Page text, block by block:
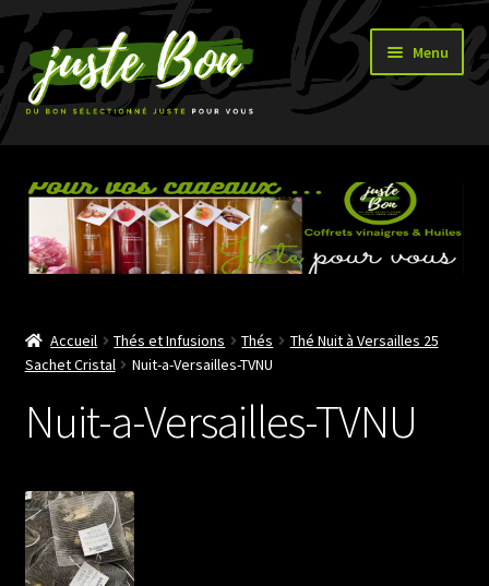
Aller
à
la
navigation
Aller
au
contenu
Menu
Accueil
Boutique
le
menu
Accueil Thés et Infusions Thés
Thé Nuit à Versailles 25
Sachet Cristal
Nuit-a-Versailles-TVNU
Nuit-a-Versailles-TVNU